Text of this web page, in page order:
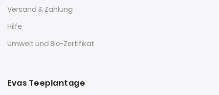
Versand & Zahlung
Hilfe
Umwelt und Bio-Zertifikat
Evas Teeplantage